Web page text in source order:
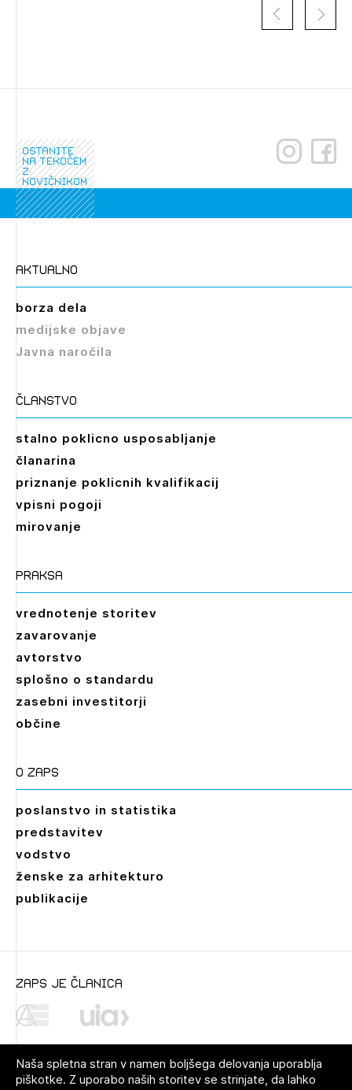
Izbrana vsebina je namenjena le ZAPS
PRIJAVITE SE
ostanite
na tekočem
z
novičnikom
aktualno
borza dela
medijske objave
Javna naročila
članstvo
stalno poklicno usposabljanje
članarina
priznanje poklicnih kvalifikacij
vpisni pogoji
mirovanje
praksa
vrednotenje storitev
zavarovanje
avtorstvo
splošno o standardu
zasebni investitorji
občine
O zaps
poslanstvo in statistika
predstavitev
vodstvo
ženske za arhitekturo
publikacije
zaps je članica
Naša spletna stran v namen boljšega delovanja uporablja
piškotke. Z uporabo naših storitev se strinjate, da lahko